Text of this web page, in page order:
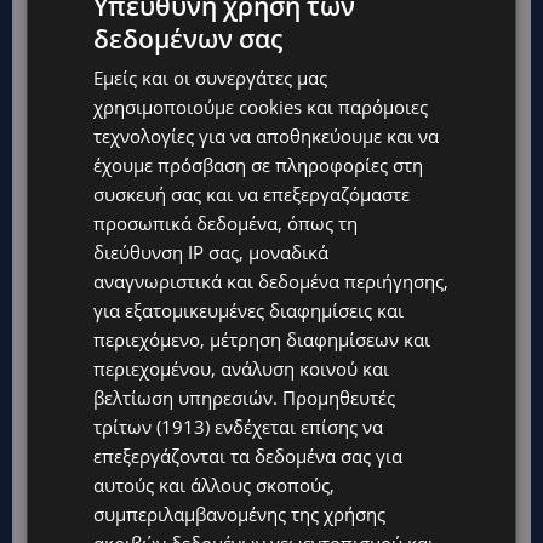
Topics
UPDATES
ΚΟΛΟΜΒΙΑ: Στους 77 οι νεκροί από τον σεισμό των 7,4 Ρίχτερ
– Αγωνία για τον 6χρονο γιο του δημάρχου που αγνοείται
μέσα στα συντρίμμια
UPDATES
ΛΕΜΕΣΟΣ-ΤΡΟΟΔΟΥΣ: Κυκλοφοριακές ρυθμίσεις σε
αυτοκινητόδρομους – Πότε ξεκινούν οι εργασίες και πού θα
επηρεαστεί η κίνηση
δεδομένων σας
Εμείς και οι συνεργάτες μας
χρησιμοποιούμε cookies και παρόμοιες
τεχνολογίες για να αποθηκεύουμε και να
έχουμε πρόσβαση σε πληροφορίες στη
συσκευή σας και να επεξεργαζόμαστε
προσωπικά δεδομένα, όπως τη
διεύθυνση IP σας, μοναδικά
αναγνωριστικά και δεδομένα περιήγησης,
για εξατομικευμένες διαφημίσεις και
περιεχόμενο, μέτρηση διαφημίσεων και
περιεχομένου, ανάλυση κοινού και
βελτίωση υπηρεσιών. Προμηθευτές
τρίτων (1913) ενδέχεται επίσης να
επεξεργάζονται τα δεδομένα σας για
αυτούς και άλλους σκοπούς,
συμπεριλαμβανομένης της χρήσης